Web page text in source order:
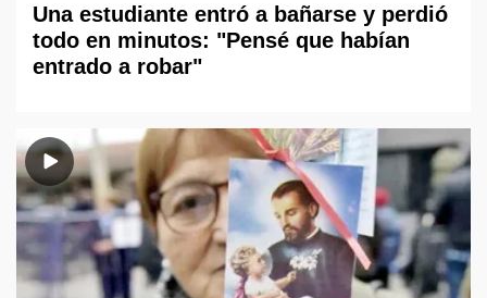
Una estudiante entró a bañarse y perdió
todo en minutos: "Pensé que habían
entrado a robar"